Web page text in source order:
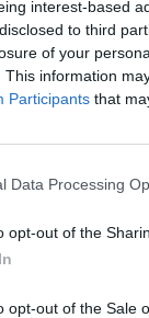
interest-based
to third
of your
This information
Participants that
Data Processing
opt-out of the
opt-out of the Sale
às
em
castelo
e
rural,
prolongar a